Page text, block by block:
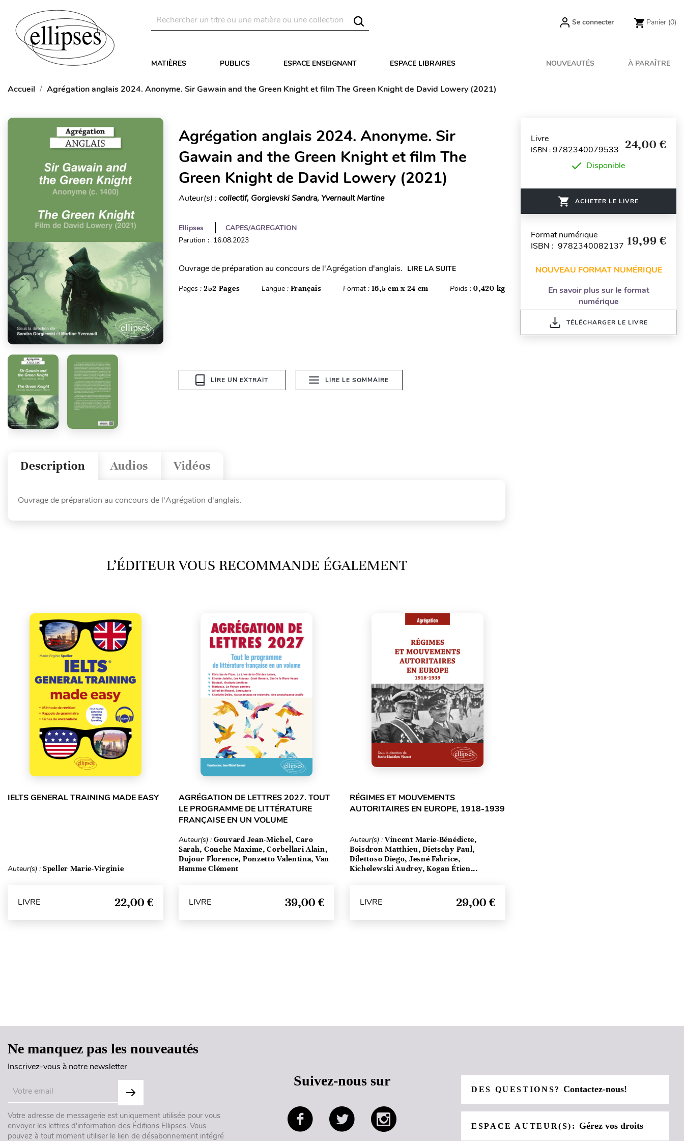
Se connecter Panier (0)
MATIÈRES PUBLICS ESPACE ENSEIGNANT ESPACE LIBRAIRES NOUVEAUTÉS À PARAÎTRE
Accueil Agrégation anglais 2024. Anonyme. Sir Gawain and the Green Knight et film The Green Knight de David Lowery (2021)
Agrégation anglais 2024. Anonyme. Sir
Gawain and the Green Knight et film The
Green Knight de David Lowery (2021)
Auteur(s) : collectif, Gorgievski Sandra, Yvernault Martine
Ellipses
CAPES/AGREGATION
Parution : 16.08.2023
Ouvrage de préparation au concours de l'Agrégation d'anglais. LIRE LA SUITE
Pages : 252 Pages Langue : Français Format : 16,5 cm x 24 cm Poids :0,420 kg
LIRE UN EXTRAIT LIRE LE SOMMAIRE
Vidéos
Audios
Description
Ouvrage de préparation au concours de l'Agrégation d'anglais.
L’ÉDITEUR VOUS RECOMMANDE ÉGALEMENT
IELTS GENERAL TRAINING MADE EASY
Auteur(s) : Speller Marie-Virginie
LIVRE 22,00 €
AGRÉGATION DE LETTRES 2027. TOUT
LE PROGRAMME DE LITTÉRATURE
FRANÇAISE EN UN VOLUME
Auteur(s) : Gouvard Jean-Michel, Caro
Sarah, Conche Maxime, Corbellari Alain,
Dujour Florence, Ponzetto Valentina, Van
Hamme Clément
LIVRE 39,00 €
RÉGIMES ET MOUVEMENTS
AUTORITAIRES EN EUROPE, 1918-1939
Auteur(s) : Vincent Marie-Bénédicte,
Boisdron Matthieu, Dietschy Paul,
Dilettoso Diego, Jesné Fabrice,
Kichelewski Audrey, Kogan Étien...
LIVRE 29,00 €
Livre
ISBN : 9782340079533 24,00 €
Disponible
ACHETER LE LIVRE
Format numérique
ISBN : 9782340082137 19,99 €
NOUVEAU FORMAT NUMÉRIQUE
En savoir plus sur le format
numérique
TÉLÉCHARGER LE LIVRE
Ne manquez pas les nouveautés
Inscrivez-vous à notre newsletter
Votre adresse de messagerie est uniquement utilisée pour vous
envoyer les lettres d'information des Éditions Ellipses. Vous
pouvez à tout moment utiliser le lien de désabonnement intégré
Suivez-nous sur
DES QUESTIONS?Contactez-nous!
ESPACE AUTEUR(S): Gérez vos droits